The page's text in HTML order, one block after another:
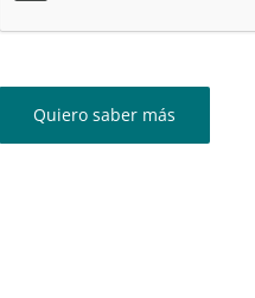
Quiero saber más